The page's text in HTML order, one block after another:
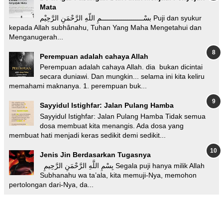
Mata
بسْـــــــــــــــــــــمِ اللّهِ الرَّحْمَنِ الرَّحِيْم Puji dan syukur
kepada Allah subhânahu, Tuhan Yang Maha Mengetahui dan
Menganugerah...
Perempuan adalah cahaya Allah
Perempuan adalah cahaya Allah. dia bukan dicintai
secara duniawi. Dan mungkin... selama ini kita keliru
memahami maknanya. 1. perempuan buk...
Sayyidul Istighfar: Jalan Pulang Hamba
Sayyidul Istighfar: Jalan Pulang Hamba Tidak semua
dosa membuat kita menangis. Ada dosa yang
membuat hati menjadi keras sedikit demi sedikit...
Jenis Jin Berdasarkan Tugasnya
Subhanahu wa ta’ala, kita memuji-Nya, memohon
pertolongan dari-Nya, da...